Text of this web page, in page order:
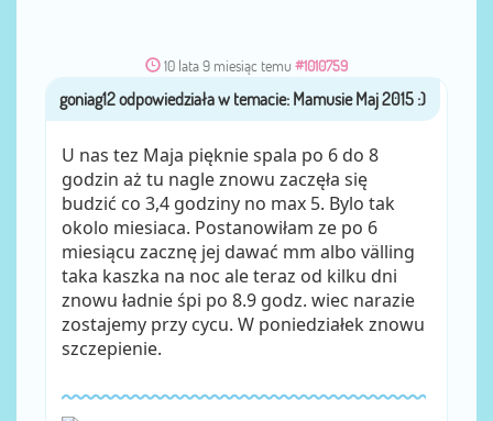
10 lata 9 miesiąc temu #1010759
przezgoniag12
U nas tez Maja pięknie spala po 6 do 8
godzin aż tu nagle znowu zaczęła się
budzić co 3,4 godziny no max 5. Bylo tak
okolo miesiaca. Postanowiłam ze po 6
miesiącu zacznę jej dawać mm albo välling
taka kaszka na noc ale teraz od kilku dni
znowu ładnie śpi po 8.9 godz. wiec narazie
zostajemy przy cycu. W poniedziałek znowu
szczepienie.